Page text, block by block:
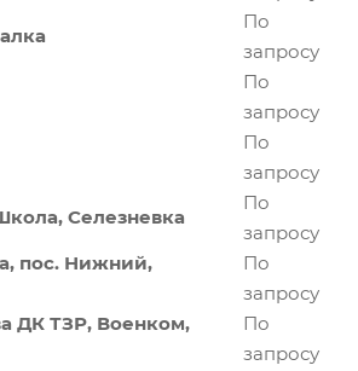
По
запросу
По
запросу
По
запросу
Селезневка
По
запросу
пос. Нижний,
По
запросу
ДК ТЗР, Военком,
По
запросу